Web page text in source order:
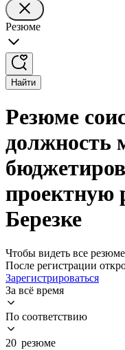
Резюме
Найти
Резюме
должность
проектную
Березке
Чтобы видеть все
После регистрации
Зарегистрироваться
За всё время
По соответствию
20 резюме